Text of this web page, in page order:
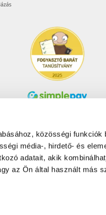
közösségi funkciók
média-, hirdető- és
adatait, akik
az Ön által használt más
Olcsóbbat.hu – Spórolni
tudni kell